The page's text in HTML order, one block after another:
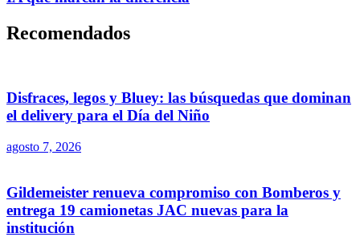
Recomendados
Disfraces, legos y Bluey: las búsquedas que dominan
el delivery para el Día del Niño
agosto 7, 2026
Gildemeister renueva compromiso con Bomberos y
entrega 19 camionetas JAC nuevas para la
institución